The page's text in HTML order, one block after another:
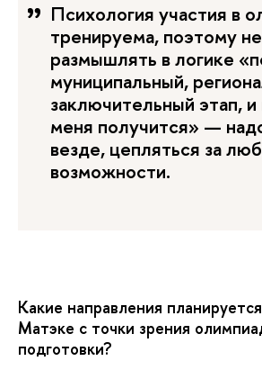
Психология участия в
тренируема, поэтому
размышлять в логике
муниципальный,
заключительный этап, и
меня получится» —
везде, цепляться за
возможности.
Какие направления
Матэке с точки зрения
подготовки?